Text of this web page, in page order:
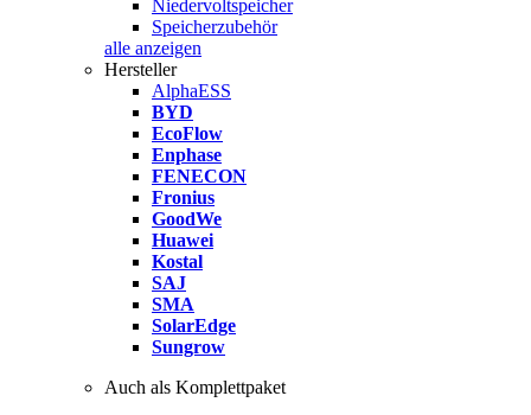
Niedervoltspeicher
Speicherzubehör
alle anzeigen
Hersteller
AlphaESS
BYD
EcoFlow
Enphase
FENECON
Fronius
GoodWe
Huawei
Kostal
SAJ
SMA
SolarEdge
Sungrow
Auch als Komplettpaket